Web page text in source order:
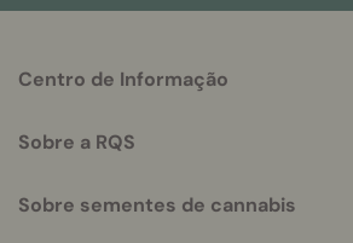
helpful
Centro de Informação
Sobre a RQS
Sobre sementes de cannabis